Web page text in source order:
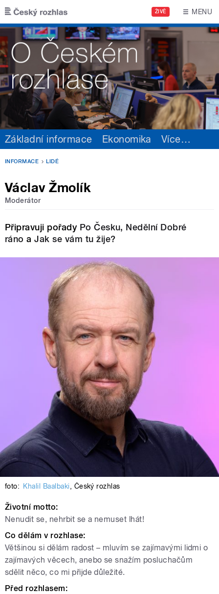
Přejít k hlavnímu obsahu
ŽIVĚ MENU
Základní informace Ekonomika Více…
INFORMACE LIDÉ
Václav Žmolík
Moderátor
Připravuji pořady Po Česku, Nedělní Dobré
ráno aJak se vám tu žije?
foto: Khalil Baalbaki, Český rozhlas
Životní motto:
Nenudit se, nehrbit se a nemuset lhát!
Co dělám v rozhlase:
Většinou si dělám radost – mluvím se zajímavými lidmi o
zajímavých věcech, anebo se snažím posluchačům
sdělit něco, co mi přijde důležité.
Před rozhlasem: